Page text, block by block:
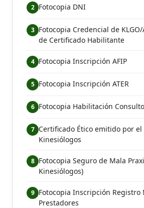
Fotocopia DNI
Fotocopia Credencial de
de Certificado Habilitante
Fotocopia Inscripción AFIP
Fotocopia Inscripción ATER
Fotocopia Habilitación
Certificado Ético emitido por el
Kinesiólogos
Fotocopia Seguro de Mala
Kinesiólogos)
Fotocopia Inscripción Registro
Prestadores